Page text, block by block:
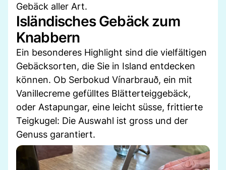
Gebäck aller Art.
Isländisches Gebäck zum
Knabbern
Ein besonderes Highlight sind die vielfältigen
Gebäcksorten, die Sie in Island entdecken
können. Ob Serbokud Vínarbrauð, ein mit
Vanillecreme gefülltes Blätterteiggebäck,
oder Astapungar, eine leicht süsse, frittierte
Teigkugel: Die Auswahl ist gross und der
Genuss garantiert.